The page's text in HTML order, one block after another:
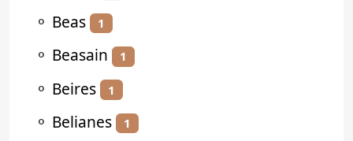
⚬ Beas 1
⚬ Beasain 1
⚬ Beires 1
⚬ Belianes 1